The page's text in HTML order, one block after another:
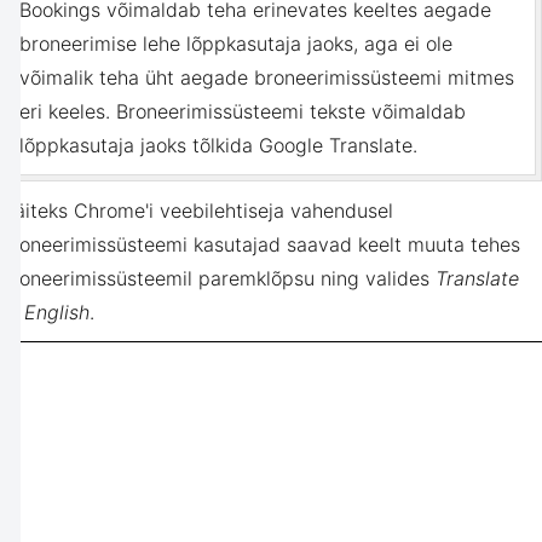
Bookings võimaldab teha erinevates keeltes aegade
broneerimise lehe lõppkasutaja jaoks, aga ei ole
võimalik teha üht aegade broneerimissüsteemi mitmes
eri keeles. Broneerimissüsteemi tekste võimaldab
lõppkasutaja jaoks tõlkida Google Translate.
Näiteks Chrome'i veebilehtiseja vahendusel
broneerimissüsteemi kasutajad saavad keelt muuta tehes
broneerimissüsteemil paremklõpsu ning valides Translate
to English.